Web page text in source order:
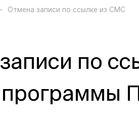
Отмена записи по ссылке из СМС
по